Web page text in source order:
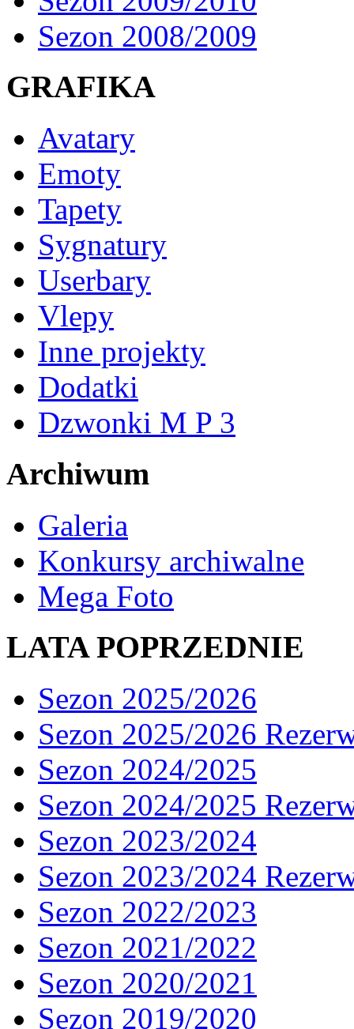
Sezon 2008/2009
GRAFIKA
Avatary
Emoty
Tapety
Sygnatury
Userbary
Vlepy
Inne projekty
Dodatki
Dzwonki M P 3
Archiwum
Galeria
Konkursy archiwalne
Mega Foto
LATA POPRZEDNIE
Sezon 2025/2026
Sezon 2025/2026
Sezon 2024/2025
Sezon 2024/2025
Sezon 2023/2024
Sezon 2023/2024
Sezon 2022/2023
Sezon 2021/2022
Sezon 2020/2021
Sezon 2019/2020